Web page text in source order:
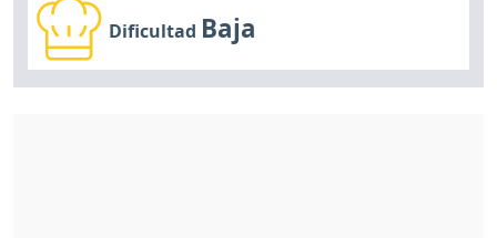
Dificultad Baja